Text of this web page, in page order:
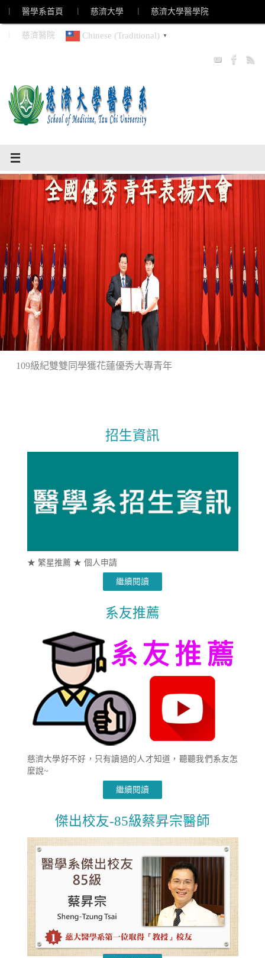
Skip
to
content
︱ 醫學系首頁 ︱ 慈濟大學 ︱ 慈濟大學醫學院
︱ 慈濟醫院 Chinese (Traditional) ▼
109級紀雙雙同學獲花蓮優秀大專青年
招生資訊
★ 繁星推薦 ★ 個人申請
繼續閱讀
系友推薦
慈濟大學好不好，只有讀過的人才知道，聽聽我們系友怎
麼說~
繼續閱讀
傑出校友-85級蔡昇宗醫師